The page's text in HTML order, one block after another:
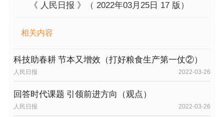
《 人民日报 》（ 2022年03月25日 17 版）
相关内容
科技助春耕 节本又增效（打好粮食生产第一仗②）
人民日报 2022-03-26
回答时代课题 引领前进方向（观点）
人民日报 2022-03-26